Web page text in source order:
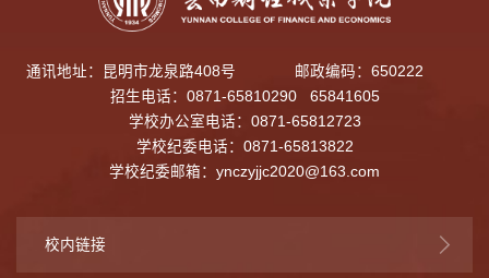
通讯地址：昆明市龙泉路408号
邮政编码：650222
招生电话：0871-65810290 65841605
学校办公室电话：0871-65812723
学校纪委电话：0871-65813822
学校纪委邮箱： ynczyjjc2020@163.com
校内链接